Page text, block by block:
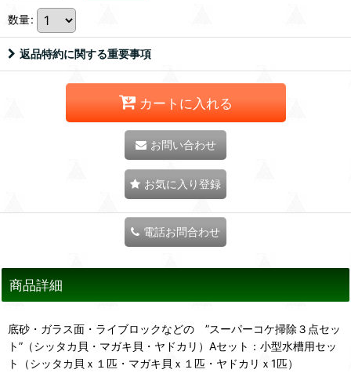
数量:
返品特約に関する重要事項
カートに入れる
お問い合わせ
お気に入り登録
電話お問合わせ
商品詳細
底砂・ガラス面・ライブロックなどの ”スーパーコケ掃除３点セッ
ト”（シッタカ貝・マガキ貝・ヤドカリ）Aセット：小型水槽用セッ
ト（シッタカ貝ｘ１匹・マガキ貝ｘ１匹・ヤドカリｘ1匹）